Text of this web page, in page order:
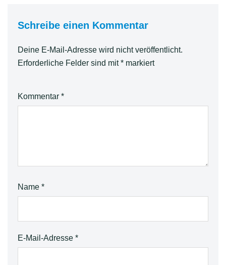
Schreibe einen Kommentar
Deine E-Mail-Adresse wird nicht veröffentlicht.
Erforderliche Felder sind mit* markiert
Kommentar *
Name *
E-Mail-Adresse *